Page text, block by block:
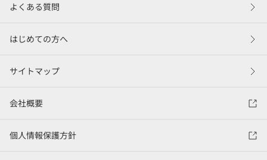
よくある質問
はじめての方へ
サイトマップ
会社概要
個人情報保護方針